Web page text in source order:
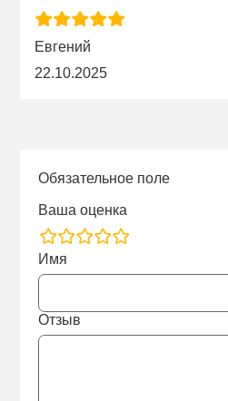
Евгений
22.10.2025
Обязательное поле
Ваша оценка
rating
fields
Имя
Отзыв